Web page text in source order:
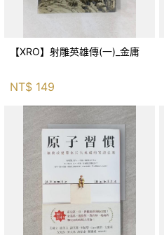
【XRO】射雕英雄傳(一)_金庸
NT$ 149